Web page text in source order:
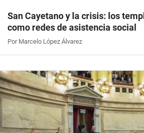
San Cayetano y la crisis: los
como redes de asistencia social
Por Marcelo López Álvarez